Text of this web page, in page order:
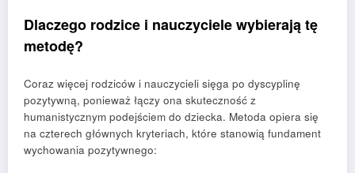
Dlaczego rodzice i nauczyciele wybierają tę
metodę?
Coraz więcej rodziców i nauczycieli sięga po dyscyplinę
pozytywną, ponieważ łączy ona skuteczność z
humanistycznym podejściem do dziecka. Metoda opiera się
na czterech głównych kryteriach, które stanowią fundament
wychowania pozytywnego: